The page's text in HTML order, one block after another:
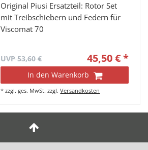
Original Piusi Ersatzteil: Rotor Set
mit Treibschiebern und Federn für
Viscomat 70
UVP 53,60 € 45,50 € *
In den Warenkorb
*zzgl. ges. MwSt. zzgl.Versandkosten